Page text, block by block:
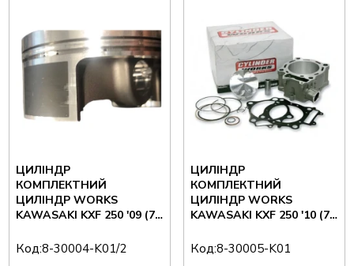
ЦИЛІНДР
КОМПЛЕКТНИЙ
ЦИЛІНДР WORKS
KAWASAKI KXF 250 '09 (77
Код:8-30004-K01/2
ЦИЛІНДР
КОМПЛЕКТНИЙ
ЦИЛІНДР WORKS
KAWASAKI KXF 250 '10 (77
Код:8-30005-K01